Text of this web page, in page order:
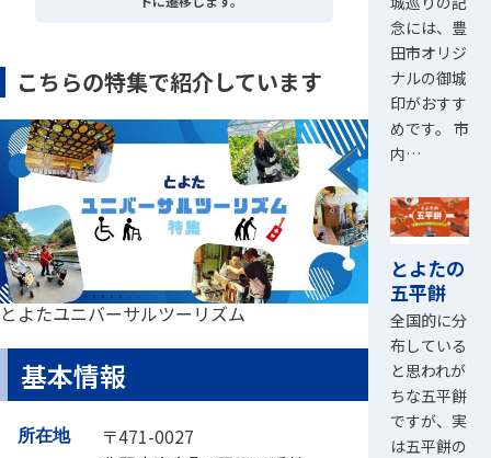
こちらの特集で紹介しています
とよたユニバーサルツーリズム
基本情報
所在地
〒471-0027
念には、豊
田市オリジ
ナルの御城
印がおすす
めです。 市
内…
とよたの
五平餅
全国的に分
布している
と思われが
ちな五平餅
ですが、実
は五平餅の